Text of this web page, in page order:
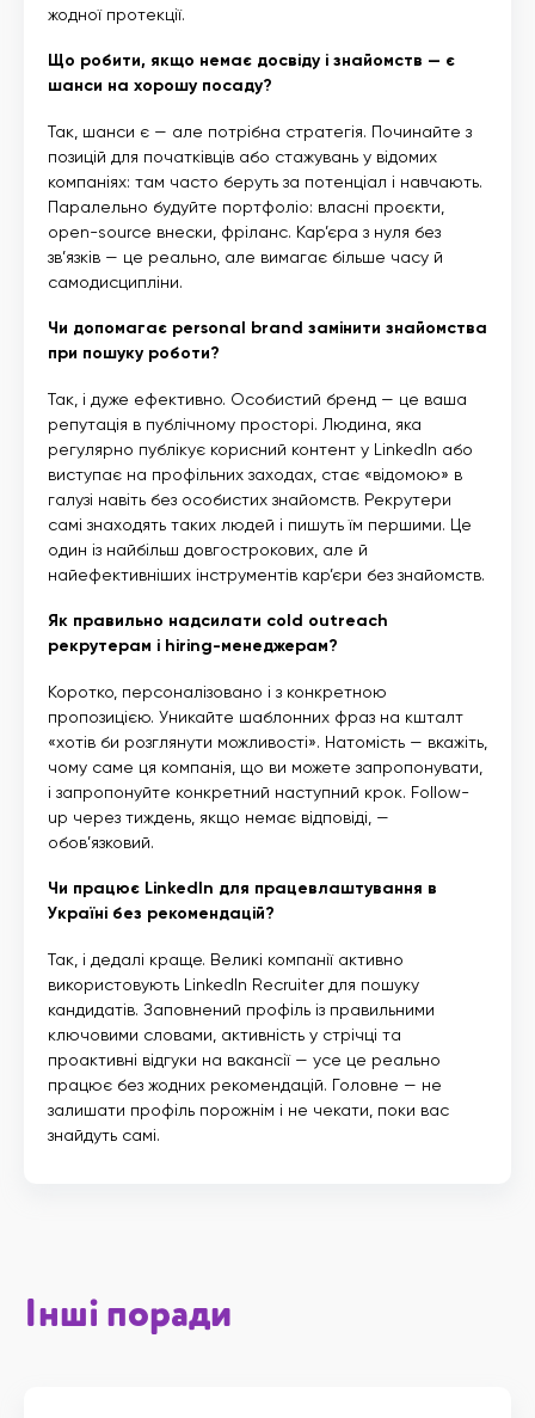
жодної протекції.
Що робити, якщо немає досвіду і знайомств — є
шанси на хорошу посаду?
Так, шанси є — але потрібна стратегія. Починайте з
позицій для початківців або стажувань у відомих
компаніях: там часто беруть за потенціал і навчають.
Паралельно будуйте портфоліо: власні проєкти,
open-source внески, фріланс. Кар’єра з нуля без
зв’язків — це реально, але вимагає більше часу й
самодисципліни.
Чи допомагає personal brand замінити знайомства
при пошуку роботи?
Так, і дуже ефективно. Особистий бренд — це ваша
репутація в публічному просторі. Людина, яка
регулярно публікує корисний контент у LinkedIn або
виступає на профільних заходах, стає «відомою» в
галузі навіть без особистих знайомств. Рекрутери
самі знаходять таких людей і пишуть їм першими. Це
один із найбільш довгострокових, але й
найефективніших інструментів кар’єри без знайомств.
Як правильно надсилати cold outreach
рекрутерам і hiring-менеджерам?
Коротко, персоналізовано і з конкретною
пропозицією. Уникайте шаблонних фраз на кшталт
«хотів би розглянути можливості». Натомість — вкажіть,
чому саме ця компанія, що ви можете запропонувати,
і запропонуйте конкретний наступний крок. Follow-
up через тиждень, якщо немає відповіді, —
обов’язковий.
Чи працює LinkedIn для працевлаштування в
Україні без рекомендацій?
Так, і дедалі краще. Великі компанії активно
використовують LinkedIn Recruiter для пошуку
кандидатів. Заповнений профіль із правильними
ключовими словами, активність у стрічці та
проактивні відгуки на вакансії — усе це реально
працює без жодних рекомендацій. Головне — не
залишати профіль порожнім і не чекати, поки вас
знайдуть самі.
Інші поради